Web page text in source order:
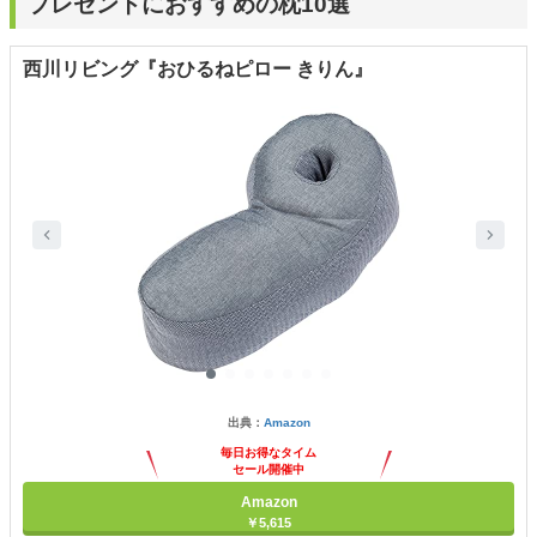
西川リビング『おひるねピロー きりん』
出典： Amazon
毎日お得なタイム
セール開催中
Amazon
￥5,615